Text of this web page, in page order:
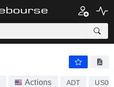
Actions ADT